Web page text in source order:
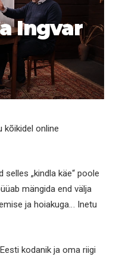
Ingvar
kõikidel online
„kindla käe“ poole
mängida end välja
ja hoiakuga… Inetu
kodanik ja oma riigi